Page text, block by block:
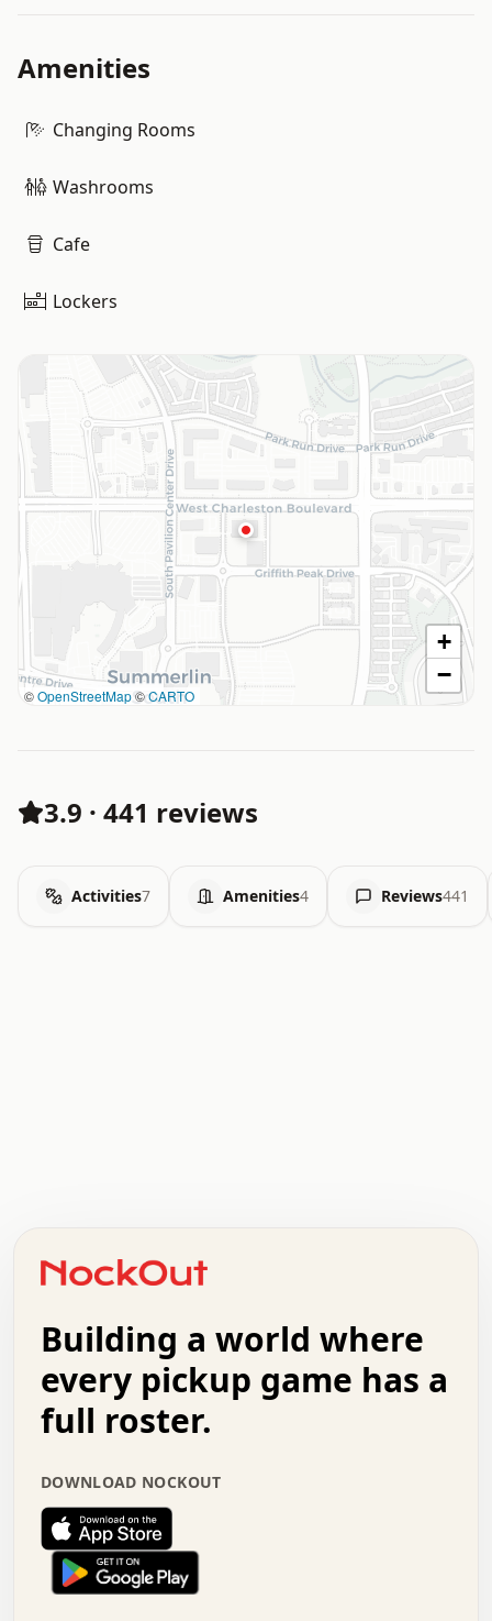
Amenities
Changing Rooms
Washrooms
Cafe
Lockers
©OpenStreetMap©CARTO
+
−
3.9 · 441 reviews
Activities7 Amenities4 Reviews441
+   .   .   .   .   .   .   .   .   .   +   .   .
.   .   .   .   .   .   .   .   .   .   .   :   .
.   .   .   .   +   .   .   .   .   .   .   .   +
.   :   .   .   .   .   .   .   .   .   o   .   .
.   .   x   .   .   .   .   .   .   :   .   .   o
.   .   .   .   :   .   .   .   .   o   .   .   .
.   .   .   .   .   .   .   :   .   .   .   .   .
.   .   .   .   .   .   .   +   .   .   x   .   .
.   .   .   .   .   :   +   .   .   .   .   .   o
.   .   .   .   .   .   .   .   .   .   .   .   .
.   .   :   o   .   .   .   .   .   .   .   +   .
.   o   .   .   .   .   x   .   .   .   .   .   .
Building a world where
every pickup game has a
full roster.
DOWNLOAD NOCKOUT